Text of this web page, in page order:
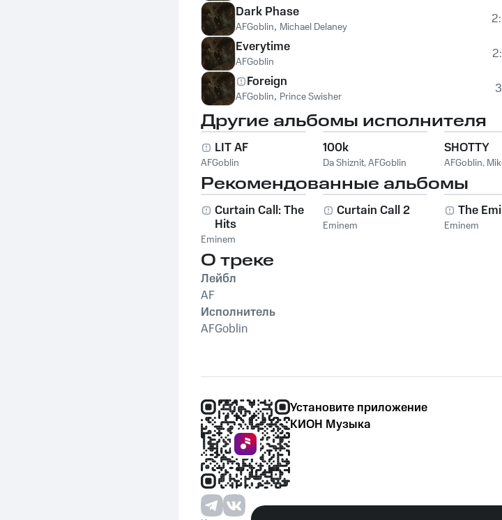
Dark Phase
AFGoblin, Michael Delaney
Everytime
AFGoblin
Foreign
AFGoblin, Prince Swisher
Другие альбомы исполнителя
LIT AF
AFGoblin
100k
Da Shiznit,AFGoblin
SHOTTY
AFGoblin,
Рекомендованные альбомы
Curtain Call: The
Hits
Eminem
Curtain Call 2
Eminem
The
Eminem
О треке
Лейбл
AF
Исполнитель
AFGoblin
Установите приложение
КИОН Музыка